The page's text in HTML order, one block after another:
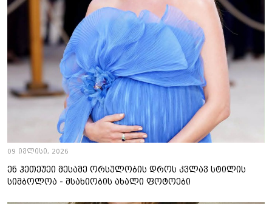
09 ივლისი, 2026
ენ ჰეთეუეი მესამე ორსულობის დროს კვლავ სტილის
სიმბოლოა - მსახიობის ახალი ფოტოები